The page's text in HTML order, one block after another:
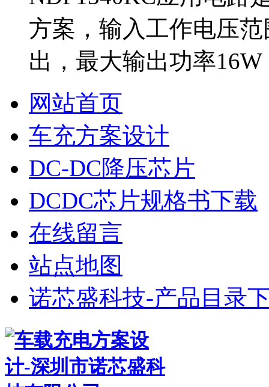
方案，输入工作电压
出，最大输出功率
网站首页
车充方案设计
DC-DC降压芯片
DCDC芯片规格书下载
在线留言
站点地图
诺芯盛科技-产品目录